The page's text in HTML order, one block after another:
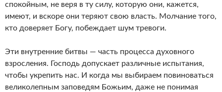
спокойным, не веря в ту силу, которую они, кажется,
имеют, и вскоре они теряют свою власть. Молчание того,
кто доверяет Богу, побеждает шум тревоги.
Эти внутренние битвы — часть процесса духовного
взросления. Господь допускает различные испытания,
чтобы укрепить нас. И когда мы выбираем повиноваться
великолепным заповедям Божьим, даже не понимая